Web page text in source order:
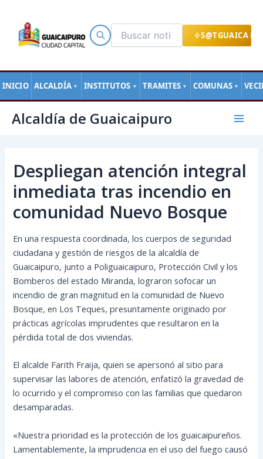
S@TGUAICA
INICIO ALCALDÍA ▼ INSTITUTOS ▼ TRAMITES ▼ COMUNAS ▼
contenido
Alcaldía de Guaicaipuro
Main
Despliegan atención integral
inmediata tras incendio en
comunidad Nuevo Bosque
En una respuesta coordinada, los cuerpos de seguridad
ciudadana y gestión de riesgos de la alcaldía de
Guaicaipuro, junto a Poliguaicaipuro, Protección Civil y los
Bomberos del estado Miranda, lograron sofocar un
incendio de gran magnitud en la comunidad de Nuevo
Bosque, en Los Teques, presuntamente originado por
prácticas agrícolas imprudentes que resultaron en la
pérdida total de dos viviendas.
El alcalde Farith Fraija, quien se apersonó al sitio para
supervisar las labores de atención, enfatizó la gravedad de
lo ocurrido y el compromiso con las familias que quedaron
desamparadas.
«Nuestra prioridad es la protección de los guaicaipureños.
Lamentablemente, la imprudencia en el uso del fuego causó
de